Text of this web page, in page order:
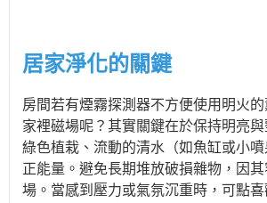
居家淨化的關鍵
房間若有煙霧探測器不方便使用明火
家裡磁場呢？其實關鍵在於保持明亮與
綠色植栽、流動的清水（如魚缸或小
正能量。避免長期堆放破損雜物，因
場。當感到壓力或氣氛沉重時，可點